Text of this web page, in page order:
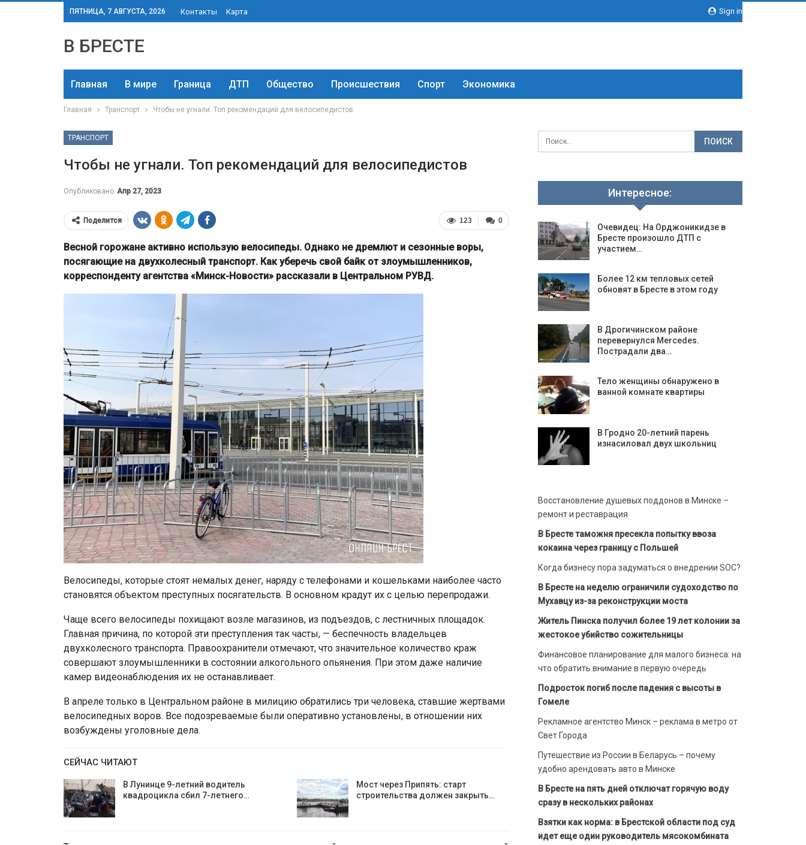
Sign in
ПЯТНИЦА, 7 АВГУСТА, 2026 Контакты Карта
В БРЕСТЕ
Главная В мире Граница ДТП Общество Происшествия Спорт Экономика
Главная Транспорт Чтобы не угнали. Топ рекомендаций для велосипедистов
ТРАНСПОРТ
Чтобы не угнали. Топ рекомендаций для велосипедистов
Опубликовано Апр 27, 2023
0
123
Поделится
Весной горожане активно использую велосипеды. Однако не дремлют и сезонные воры,
посягающие на двухколесный транспорт. Как уберечь свой байк от злоумышленников,
корреспонденту агентства «Минск-Новости» рассказали в Центральном РУВД.
Велосипеды, которые стоят немалых денег, наряду с телефонами и кошельками наиболее часто
становятся объектом преступных посягательств. В основном крадут их с целью перепродажи.
Чаще всего велосипеды похищают возле магазинов, из подъездов, с лестничных площадок.
Главная причина, по которой эти преступления так часты, — беспечность владельцев
двухколесного транспорта. Правоохранители отмечают, что значительное количество краж
совершают злоумышленники в состоянии алкогольного опьянения. При этом даже наличие
камер видеонаблюдения их не останавливает.
В апреле только в Центральном районе в милицию обратились три человека, ставшие жертвами
велосипедных воров. Все подозреваемые были оперативно установлены, в отношении них
возбуждены уголовные дела.
СЕЙЧАС ЧИТАЮТ
В Лунинце 9-летний водитель
квадроцикла сбил 7-летнего…
Мост через Припять: старт
строительства должен закрыть…
Интересное:
Очевидец: На Орджоникидзе в
Бресте произошло ДТП с
участием…
Более 12 км тепловых сетей
обновят в Бресте в этом году
В Дрогичинском районе
перевернулся Mercedes.
Пострадали два…
Тело женщины обнаружено в
ванной комнате квартиры
В Гродно 20-летний парень
изнасиловал двух школьниц
Восстановление душевых поддонов в Минске –
ремонт и реставрация
В Бресте таможня пресекла попытку ввоза
кокаина через границу с Польшей
Когда бизнесу пора задуматься о внедрении SOC?
В Бресте на неделю ограничили судоходство по
Мухавцу из-за реконструкции моста
Житель Пинска получил более 19 лет колонии за
жестокое убийство сожительницы
Финансовое планирование для малого бизнеса: на
что обратить внимание в первую очередь
Подросток погиб после падения с высоты в
Гомеле
Рекламное агентство Минск – реклама в метро от
Свет Города
Путешествие из России в Беларусь – почему
удобно арендовать авто в Минске
В Бресте на пять дней отключат горячую воду
сразу в нескольких районах
Взятки как норма: в Брестской области под суд
идет еще один руководитель мясокомбината